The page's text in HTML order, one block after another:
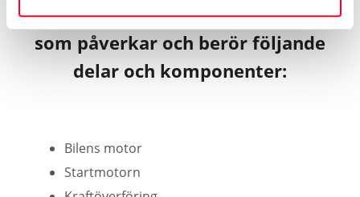
Bilgarantin gäller skador eller fel
som påverkar och berör följande
delar och komponenter:
Bilens motor
Startmotorn